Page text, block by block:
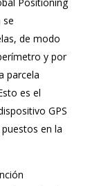
se
de modo
y por
parcela
es el
GPS
en la